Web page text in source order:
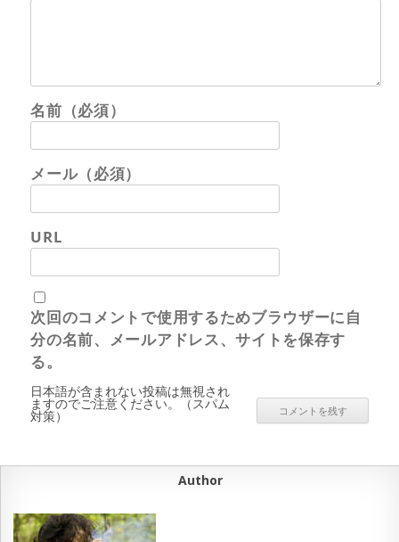
名前（必須）
メール（必須）
URL
次回のコメントで使用するためブラウザーに自
分の名前、メールアドレス、サイトを保存す
る。
日本語が含まれない投稿は無視され
ますのでご注意ください。（スパム
対策）
Author